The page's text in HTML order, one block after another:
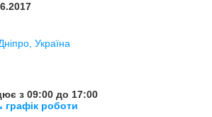
Україна
з 09:00 до 17:00
графік роботи